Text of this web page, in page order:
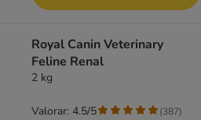
Royal Canin Veterinary
Feline Renal
2 kg
Valorar: 4.5/5 (387)